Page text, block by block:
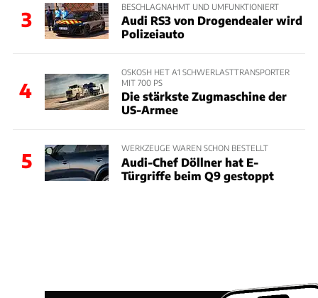
3
BESCHLAGNAHMT UND UMFUNKTIONIERT
Audi RS3 von Drogendealer wird
Polizeiauto
4
OSKOSH HET A1 SCHWERLASTTRANSPORTER
MIT 700 PS
Die stärkste Zugmaschine der
US-Armee
5
WERKZEUGE WAREN SCHON BESTELLT
Audi-Chef Döllner hat E-
Türgriffe beim Q9 gestoppt